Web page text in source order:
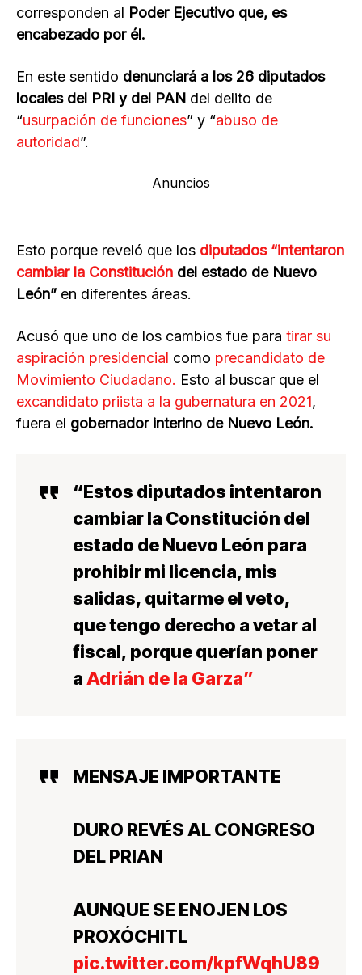
corresponden al Poder Ejecutivo que, es
encabezado por él.
En este sentido denunciará a los 26 diputados
locales del PRI y del PAN del delito de
“usurpación de funciones” y “abuso de
autoridad”.
Anuncios
Esto porque reveló que los diputados “intentaron
cambiar la Constitución del estado de Nuevo
León” en diferentes áreas.
Acusó que uno de los cambios fue para tirar su
aspiración presidencial como precandidato de
Movimiento Ciudadano. Esto al buscar que el
excandidato priista a la gubernatura en 2021,
fuera el gobernador interino de Nuevo León.
“Estos diputados intentaron
cambiar la Constitución del
estado de Nuevo León para
prohibir mi licencia, mis
salidas, quitarme el veto,
que tengo derecho a vetar al
fiscal, porque querían poner
aAdrián de la Garza”
MENSAJE IMPORTANTE
DURO REVÉS AL CONGRESO
DEL PRIAN
AUNQUE SE ENOJEN LOS
PROXÓCHITL
pic.twitter.com/kpfWqhU89